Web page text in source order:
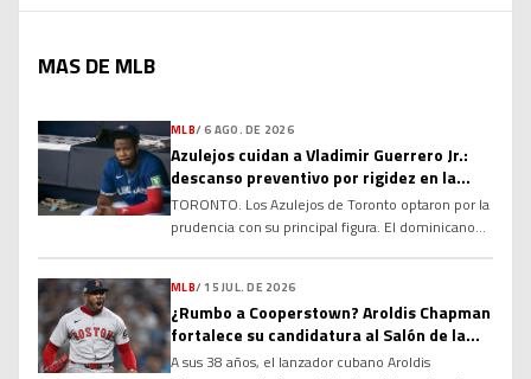
MAS DE MLB
MLB/6 AGO. DE 2026
Azulejos cuidan a Vladimir Guerrero Jr.:
descanso preventivo por rigidez en la
corva
TORONTO. Los Azulejos de Toronto optaron por la
prudencia con su principal figura. El dominicano
una rigidez en el tendón de la corva, una decisión
tomada con el objetivo de evitar que la molestia
se agrave y garantizar su […]
MLB/ 15 JUL. DE 2026
¿Rumbo a Cooperstown? Aroldis Chapman
fortalece su candidatura al Salón de la
Fama
A sus 38 años, el lanzador cubano Aroldis